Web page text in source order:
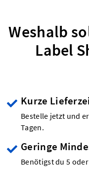
Weshalb
Label
Kurze
Bestelle jetzt und
Tagen.
Geringe
Benötigst du 5